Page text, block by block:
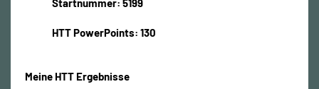
Startnummer: 5199
HTT PowerPoints: 130
Meine HTT Ergebnisse